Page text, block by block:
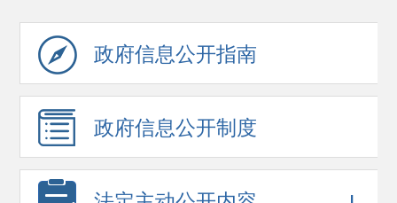
政府信息公开指南
政府信息公开制度